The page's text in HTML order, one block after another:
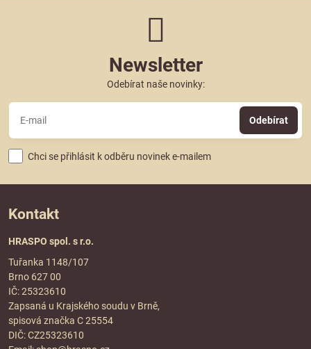
Newsletter
Odebírat naše novinky:
Odebírat
Chci se přihlásit k odběru novinek e-mailem
Kontakt
HRASPO spol. s r.o.
Tuřanka 1148/107
Brno 627 00
IČ: 25323610
Zapsaná u Krajského soudu v Brně,
spisová značka C 25554
DIČ: CZ25323610